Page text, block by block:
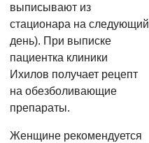
выписывают из
стационара на следующий
день). При выписке
пациентка клиники
Ихилов получает рецепт
на обезболивающие
препараты.
Женщине рекомендуется